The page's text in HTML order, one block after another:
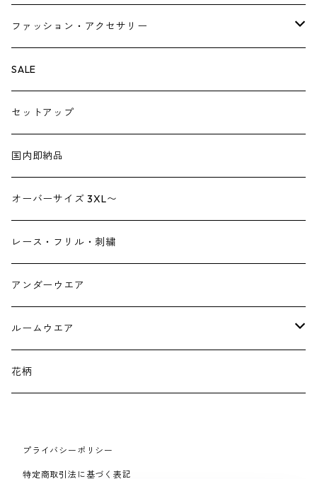
ベスト・ジレ
レギンス
ペチパンツ
サロペット
ジャンプスーツ
デニム
ファッション・アクセサリー
バック
トートバック
ショルダーバック
シューズ
ブーツ
パンプス
帽子
ヘアーアクセサリー
ストール
つけ襟
イヤリング・ピアス
ネックレス・ブローチ
手袋、ハンドカバー
SALE
セットアップ
国内即納品
オーバーサイズ 3XL〜
レース・フリル・刺繍
アンダーウエア
ルームウエア
パジャマ
花柄
プライバシーポリシー
特定商取引法に基づく表記